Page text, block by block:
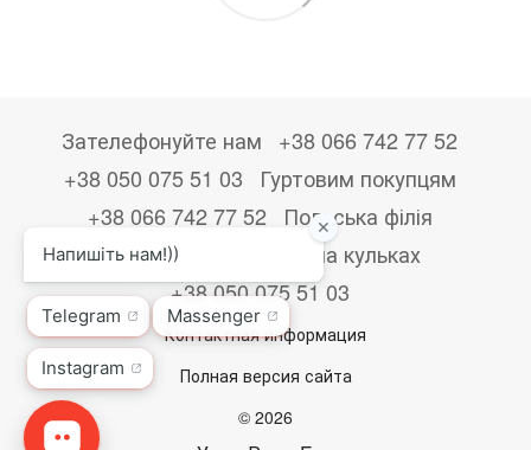
Зателефонуйте нам
+38 066 742 77 52
+38 050 075 51 03
Гуртовим покупцям
+38 066 742 77 52
Польська філія
+48533867723
Друк на кульках
+38 050 075 51 03
Контактная информация
Полная версия сайта
© 2026